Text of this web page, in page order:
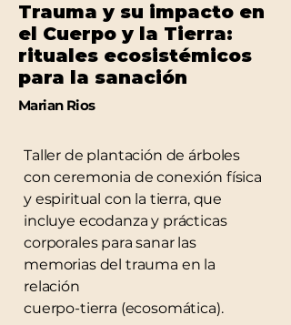
Trauma y su impacto en
el Cuerpo y la Tierra:
rituales ecosistémicos
para la sanación
Marian Rios
Taller de plantación de árboles
con ceremonia de conexión física
y espiritual con la tierra, que
incluye ecodanza y prácticas
corporales para sanar las
memorias del trauma en la
relación
cuerpo-tierra (ecosomática).